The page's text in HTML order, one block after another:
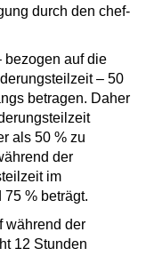
durch den chef-
bezogen auf die
– 50
betragen. Daher
als 50 % zu
der
im
% beträgt.
während der
12 Stunden